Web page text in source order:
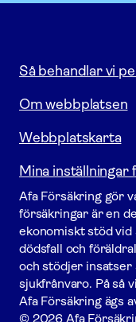
Så behandlar vi
Om webbplatsen
Webbplatskarta
Mina inställningar
Afa För­säkring gör
försäk­ringar är en
ekonomiskt stöd
dödsfall och
och stödjer insatser
sjukfrånvaro. På så
Afa För­säkring ägs
© 2026 Afa